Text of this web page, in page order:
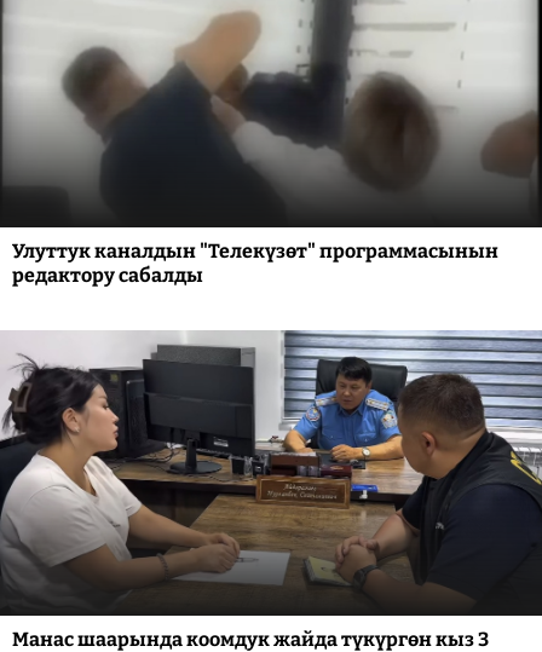
Улуттук каналдын "Телекүзөт" программасынын
редактору сабалды
Манас шаарында коомдук жайда түкүргөн кыз 3